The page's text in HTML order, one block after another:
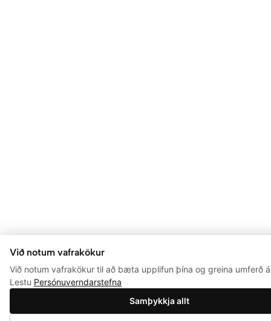
Við notum vafrakökur
Við notum vafrakökur til að bæta upplifun þína og greina umferð
Lestu Persónuverndarstefna
Samþykkja allt